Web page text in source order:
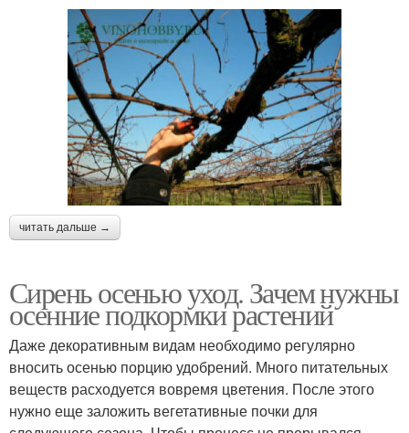
читать дальше →
Сирень осенью уход. Зачем нужны
осенние подкормки растений
Даже декоративным видам необходимо регулярно
вносить осенью порцию удобрений. Много питательных
веществ расходуется вовремя цветения. После этого
нужно еще заложить вегетативные почки для